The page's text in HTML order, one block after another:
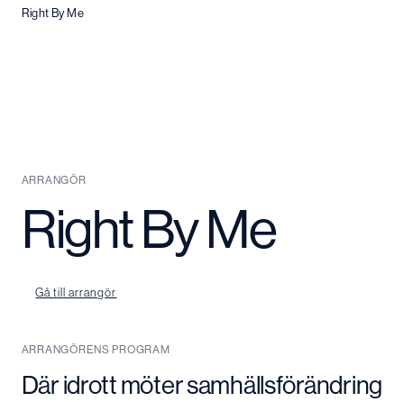
Right By Me
ARRANGÖR
Right By Me
Gå till arrangör
ARRANGÖRENS PROGRAM
Där idrott möter samhällsförändring